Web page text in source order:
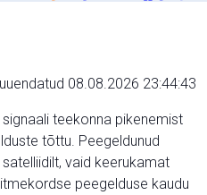
08.08.2026 23:44:43
teekonna pikenemist
tõttu. Peegeldunud
vaid keerukamat
peegelduse kaudu